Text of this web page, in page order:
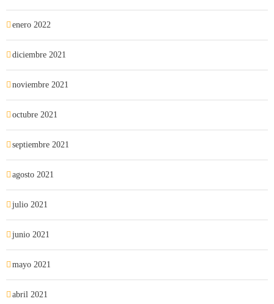
enero 2022
diciembre 2021
noviembre 2021
octubre 2021
septiembre 2021
agosto 2021
julio 2021
junio 2021
mayo 2021
abril 2021